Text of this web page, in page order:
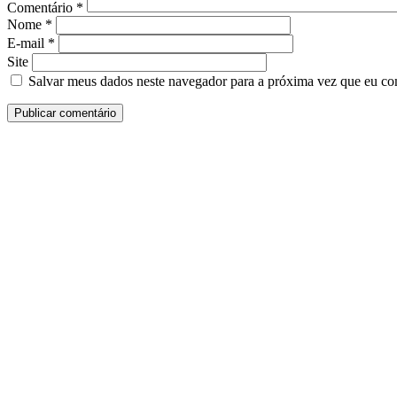
Comentário *
Nome *
E-mail *
Site
Salvar meus dados neste navegador para a próxima vez que eu